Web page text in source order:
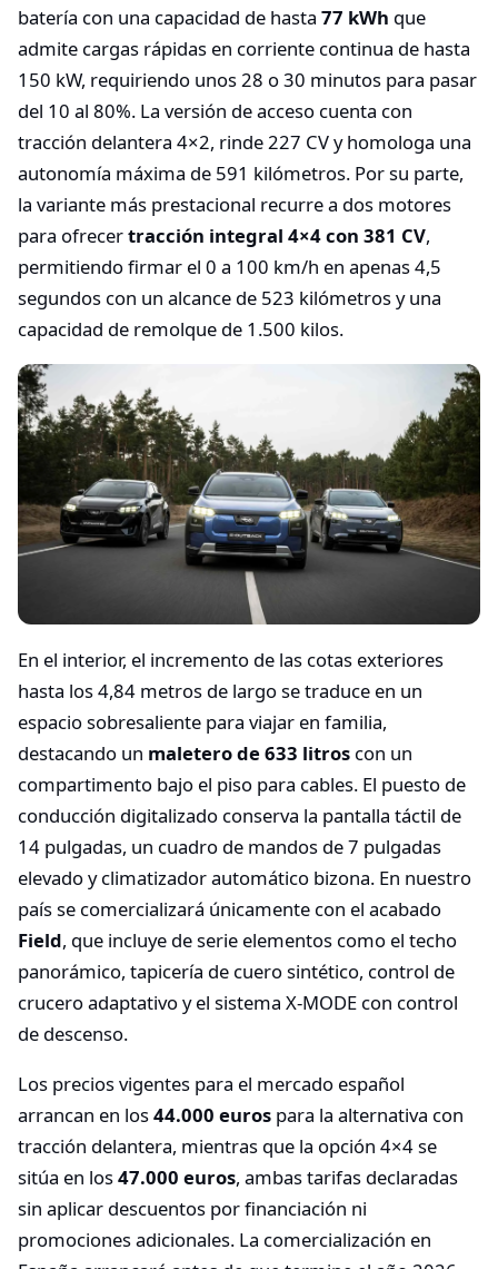
batería con una capacidad de hasta 77 kWh que
admite cargas rápidas en corriente continua de hasta
150 kW, requiriendo unos 28 o 30 minutos para pasar
del 10 al 80%. La versión de acceso cuenta con
tracción delantera 4×2, rinde 227 CV y homologa una
autonomía máxima de 591 kilómetros. Por su parte,
la variante más prestacional recurre a dos motores
para ofrecertracción integral 4×4 con 381 CV,
permitiendo firmar el 0 a 100 km/h en apenas 4,5
segundos con un alcance de 523 kilómetros y una
capacidad de remolque de 1.500 kilos.
En el interior, el incremento de las cotas exteriores
hasta los 4,84 metros de largo se traduce en un
espacio sobresaliente para viajar en familia,
destacando un maletero de 633 litros con un
compartimento bajo el piso para cables. El puesto de
conducción digitalizado conserva la pantalla táctil de
14 pulgadas, un cuadro de mandos de 7 pulgadas
elevado y climatizador automático bizona. En nuestro
país se comercializará únicamente con el acabado
Field, que incluye de serie elementos como el techo
panorámico, tapicería de cuero sintético, control de
crucero adaptativo y el sistema X-MODE con control
de descenso.
Los precios vigentes para el mercado español
arrancan en los44.000 euros para la alternativa con
tracción delantera, mientras que la opción 4×4 se
sitúa en los47.000 euros, ambas tarifas declaradas
sin aplicar descuentos por financiación ni
promociones adicionales. La comercialización en